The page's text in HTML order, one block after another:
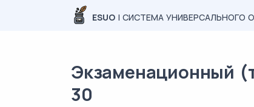
ESUO | СИСТЕМА УНИВЕРСАЛЬНОГО
Экзаменационный
30